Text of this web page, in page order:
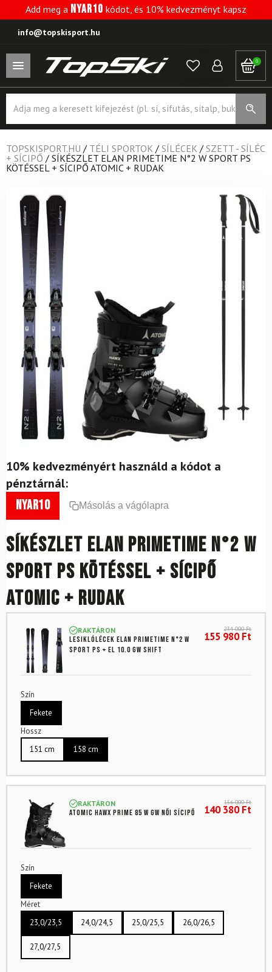
Add meg a NYAR10 kódot, és 10% kedvezményt kapsz
info@topskisport.hu
0
search
TOPSKISPORT.HU / TÉLI SPORTOK / SÍLÉCEK / SZETT - SÍLÉC
+ SÍCIPŐ / SÍKÉSZLET ELAN PRIMETIME N°2 W SPORT PS
KÖTÉSSEL + SÍCIPŐ ATOMIC + RUDAK
10% kedvezményért használd a kódot a
pénztárnál:
nyar10 Másolás a vágólapra
Síkészlet ELAN Primetime N°2 W
Sport PS kötéssel + sícipő
Atomic + rudak
RAKTÁRON
Lesiklólécek ELAN Primetime N°2 W
Sport PS + EL 10.0 GW Shift
234 000Ft
155 980Ft
Szín
Fekete
Hossz
151 cm
158 cm
RAKTÁRON
ATOMIC Hawx Prime 85 W GW női sícipő
156 000Ft
140 380Ft
Szín
Fekete
Méret
23,0/23,5
24,0/24,5 25,0/25,5 26,0/26,5
27,0/27,5